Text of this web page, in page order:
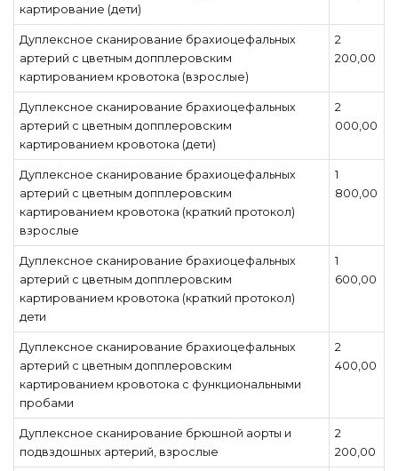
картирование (дети)
Дуплексное сканирование брахиоцефальных
артерий с цветным допплеровским
картированием кровотока (взрослые)
2
200,00
Дуплексное сканирование брахиоцефальных
артерий с цветным допплеровским
картированием кровотока (дети)
2
000,00
Дуплексное сканирование брахиоцефальных
артерий с цветным допплеровским
картированием кровотока (краткий протокол)
взрослые
1
800,00
Дуплексное сканирование брахиоцефальных
артерий с цветным допплеровским
картированием кровотока (краткий протокол)
дети
1
600,00
Дуплексное сканирование брахиоцефальных
артерий с цветным допплеровским
картированием кровотока с функциональными
пробами
2
400,00
Дуплексное сканирование брюшной аорты и
подвздошных артерий, взрослые
2
200,00